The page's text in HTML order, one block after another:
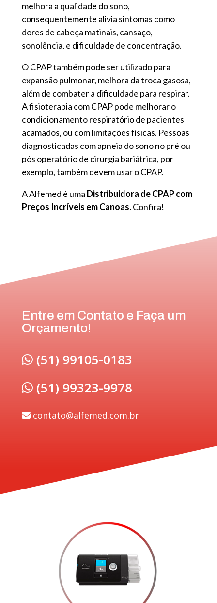
melhora a qualidade do sono,
consequentemente alivia sintomas como
dores de cabeça matinais, cansaço,
sonolência, e dificuldade de concentração.
O CPAP também pode ser utilizado para
expansão pulmonar, melhora da troca gasosa,
além de combater a dificuldade para respirar.
A fisioterapia com CPAP pode melhorar o
condicionamento respiratório de pacientes
acamados, ou com limitações físicas. Pessoas
diagnosticadas com apneia do sono no pré ou
pós operatório de cirurgia bariátrica, por
exemplo, também devem usar o CPAP.
A Alfemed é uma Distribuidora de CPAP com
Preços Incríveis em Canoas.Confira!
Entre em Contato e Faça um
Orçamento!
(51) 99105-0183
(51) 99323-9978
contato@alfemed.com.br